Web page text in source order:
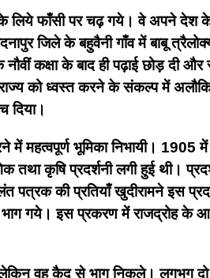
के लिये फाँसी पर चढ़ गये। वे अपने
जिले के बहुवैनी गाँव में बाबू
कक्षा के बाद ही पढ़ाई छोड़ दी
को ध्वस्त करने के संकल्प में
दिया।
महत्वपूर्ण भूमिका निभायी। 1905
तथा कृषि प्रदर्शनी लगी हुई थी।
पत्रक की प्रतियाँ खुदीरामने इस
गये। इस प्रकरण में राजद्रोह के
लेकिन वह कैद से भाग निकले। लगभग